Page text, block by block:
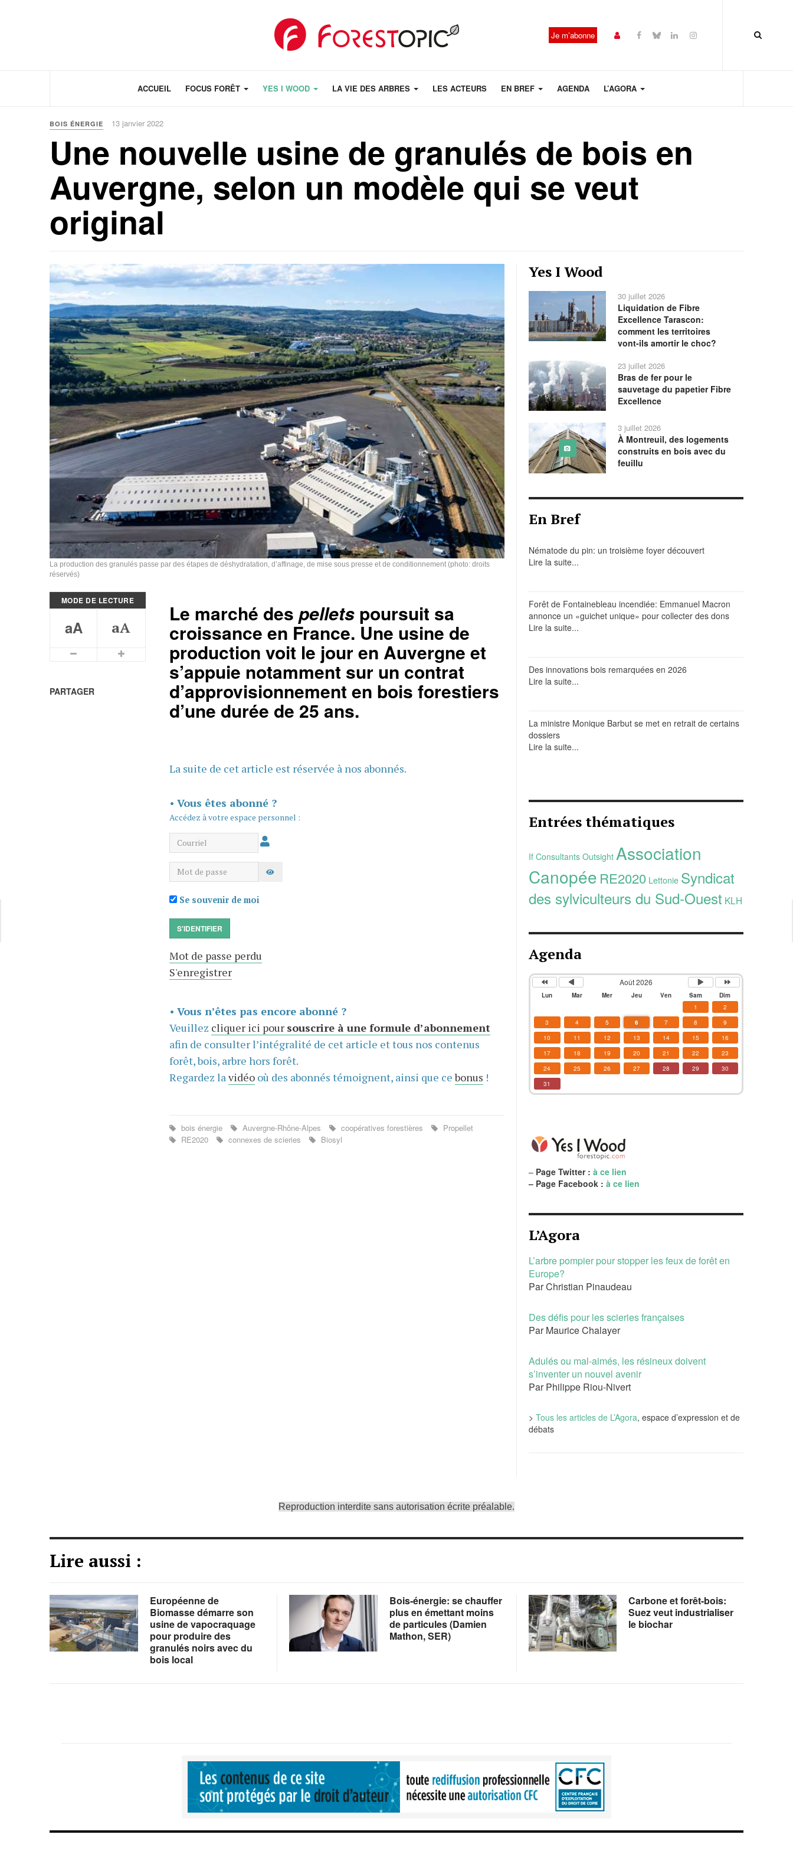
Je m’abonne
ACCUEIL FOCUS FORÊT YES I WOOD LA VIE DES ARBRES LES ACTEURS EN BREF AGENDA L’AGORA
BOIS ÉNERGIE 13 janvier 2022
Une nouvelle usine de granulés de bois en
Auvergne, selon un modèle qui se veut
original
La production des granulés passe par des étapes de déshydratation, d’affinage, de mise sous presse et de conditionnement (photo: droits
réservés)
MODE DE LECTURE
aA aA
Plus petits caractèresPlus grands caractères
PARTAGER
Le marché des pelletspoursuit sa
croissance en France. Une usine de
production voit le jour en Auvergne et
s’appuie notamment sur un contrat
d’approvisionnement en bois forestiers
d’une durée de 25 ans.
La suite de cet article est réservée à nos abonnés.
• Vous êtes abonné ?
Accédez à votre espace personnel :
Courriel
Mot de passe AFFICHER LE MOT DE PASSE
Se souvenir de moi
S'IDENTIFIER
Mot de passe perdu
S'enregistrer
• Vous n’êtes pas encore abonné ?
Veuillez cliquer ici pour souscrire à une formule d’abonnement
afin de consulter l’intégralité de cet article et tous nos contenus
forêt, bois, arbre hors forêt.
Regardez la vidéooù des abonnés témoignent, ainsi que cebonus !
bois énergie Auvergne-Rhône-Alpes coopératives forestières
Propellet
RE2020
connexes de scieries Biosyl
Yes I Wood
30 juillet 2026
Liquidation de Fibre
Excellence Tarascon:
comment les territoires
vont-ils amortir le choc?
23 juillet 2026
Bras de fer pour le
sauvetage du papetier Fibre
Excellence
3 juillet 2026
À Montreuil, des logements
construits en bois avec du
feuillu
En Bref
Nématode du pin: un troisième foyer découvert
Lire la suite...
Forêt de Fontainebleau incendiée: Emmanuel Macron
annonce un «guichet unique» pour collecter des dons
Lire la suite...
Des innovations bois remarquées en 2026
Lire la suite...
La ministre Monique Barbut se met en retrait de certains
dossiers
Lire la suite...
Entrées thématiques
If Consultants Outsight Association
Canopée RE2020 Lettonie Syndicat
des sylviculteurs du Sud-Ouest KLH
Agenda
précédenteprécédent
Août 2026
Lun Mar Mer Jeu Ven Sam
Dim
1
2
3
4 5 6 7 8
9
10
11 12 13 14 15
16
17
18 19 20 21 22
23
24
25 26 27 28 29
30
31
–Page Twitter : à ce lien
– Page Facebook : à ce lien
L’Agora
L’arbre pompier pour stopper les feux de forêt en
Europe?
Par Christian Pinaudeau
Des défis pour les scieries françaises
Par Maurice Chalayer
Adulés ou mal-aimés, les résineux doivent
s’inventer un nouvel avenir
Par Philippe Riou-Nivert
> Tous les articles de L’Agora, espace d’expression et de
débats
Reproduction interdite sans autorisation écrite préalable.
Lire aussi :
Européenne de
Biomasse démarre son
usine de vapocraquage
pour produire des
granulés noirs avec du
bois local
Bois-énergie: se chauffer
plus en émettant moins
de particules (Damien
Mathon, SER)
Carbone et forêt-bois:
Suez veut industrialiser
le biochar